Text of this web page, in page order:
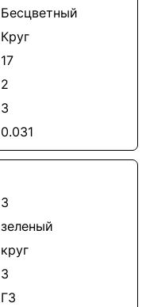
Бесцветный
Круг
17
2
3
0.031
3
зеленый
круг
3
Г3